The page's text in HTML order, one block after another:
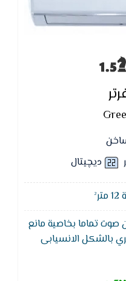
ديچيتال
صوت تماما بخاصية مانع
بالشكل الانسيابى
المختلفه التى تضيف